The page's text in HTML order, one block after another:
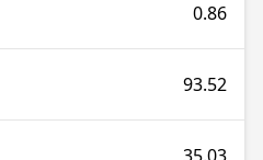
0.86
93.52